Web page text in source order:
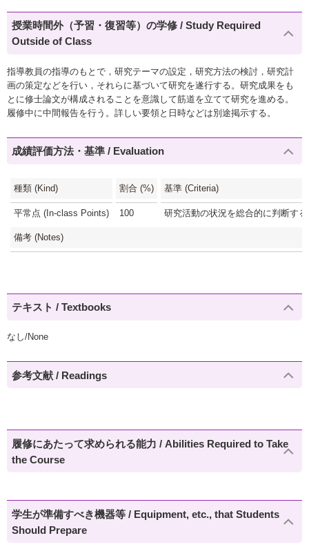
授業時間外（予習・復習等）の学修 / Study Required
Outside of Class
指導教員の指導のもとで，研究テーマの設定，研究方法の検討，研究計
画の策定などを行い，それらに基づいて研究を遂行する。研究成果をも
とに修士論文が構成されることを意識して筋道を立てて研究を進める。
履修中に中間報告を行う。詳しい要領と日時などは別途掲示する。
成績評価方法・基準 / Evaluation
種類 (Kind) 割合 (%) 基準 (Criteria)
平常点 (In-class Points) 100 研究活動の状況を総合的に判断す
備考 (Notes)
テキスト / Textbooks
なし/None
参考文献 / Readings
履修にあたって求められる能力 / Abilities Required to Take
the Course
学生が準備すべき機器等 / Equipment, etc., that Students
Should Prepare